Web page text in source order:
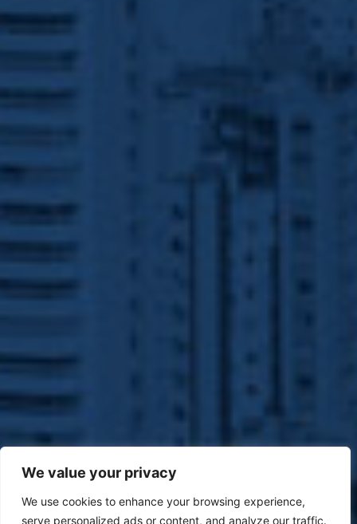
We value your privacy
We use cookies to enhance your browsing experience,
serve personalized ads or content, and analyze our traffic.